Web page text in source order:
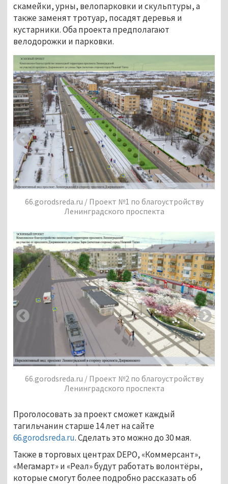
скамейки, урны, велопарковки и скульптуры, а
также заменят тротуар, посадят деревья и
кустарники. Оба проекта предполагают
велодорожки и парковки.
66.gorodsreda.ru / Проект №1 по благоустройству
Ленинградского проспекта
66.gorodsreda.ru / Проект №2 по благоустройству
Ленинградского проспекта
Проголосовать за проект сможет каждый
тагильчанин старше 14 лет на сайте
66.gorodsreda.ru. Сделать это можно до 30 мая.
Также в торговых центрах DEPO, «Коммерсант»,
«Мегамарт» и «Реал» будут работать волонтёры,
которые смогут более подробно рассказать об